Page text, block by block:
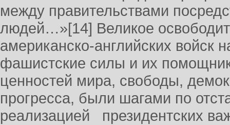
между правительствами
людей…»[14] Великое
американско-английских войск
фашистские силы и их
ценностей мира, свободы,
прогресса, были шагами по
реализацией президентских